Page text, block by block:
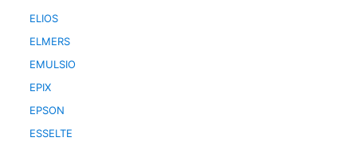
ELIOS
ELMERS
EMULSIO
EPIX
EPSON
ESSELTE